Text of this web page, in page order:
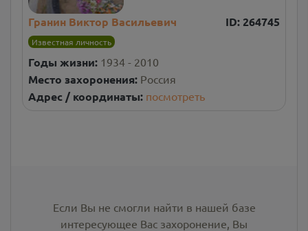
Гранин Виктор Васильевич ID: 264745
Известная личность
Годы жизни: 1934 - 2010
Место захоронения: Россия
Адрес / координаты: посмотреть
Если Вы не смогли найти в нашей базе
интересующее Вас захоронение, Вы